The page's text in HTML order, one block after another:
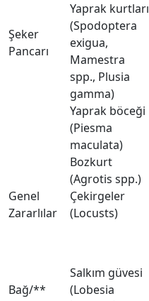
Şeker
Pancarı
Yaprak kurtları
(Spodoptera
exigua,
Mamestra
spp., Plusia
gamma)
Yaprak böceği
(Piesma
maculata)
Bozkurt
(Agrotis spp.)
Genel
Zararlılar
Çekirgeler
(Locusts)
Bağ/**
Salkım güvesi
(Lobesia